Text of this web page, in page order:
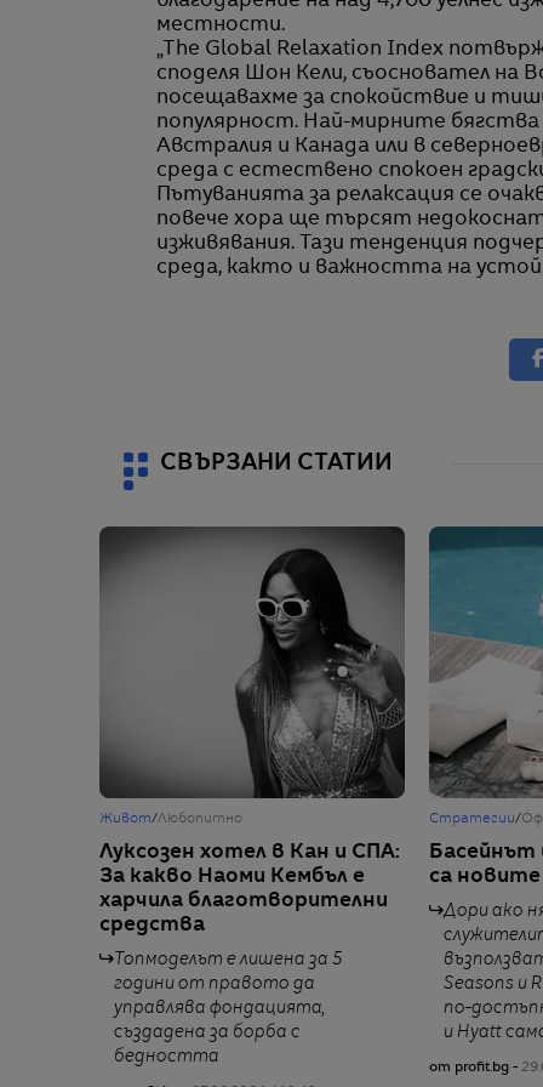
местности.
„The Global Relaxation Index
споделя Шон Кели, съосновател на
посещавахме за спокойствие и
популярност. Най-мирните
Австралия и Канада или в
среда с естествено спокоен
Пътуванията за релаксация се
повече хора ще търсят
изживявания. Тази тенденция
среда, както и важността на
СВЪРЗАНИ СТАТИИ
Живот/Любопитно
Луксозен хотел в Кан и СПА:
За какво Наоми Кембъл е
харчила благотворителни
средства
Топмоделът е лишена за 5
години от правото да
управлява фондацията,
създадена за борба с
бедността
Стратегии/
са
Дори ако
Seasons и
по-
и Hyatt
от profit.bg -